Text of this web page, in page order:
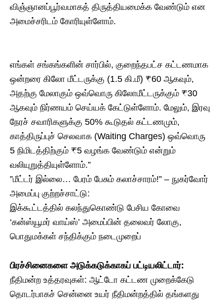
விஞ்ஞானப்பூர்வமாகத் திருத்தியமைக்க வேண்டும் என
அமைச்சரிடம் கோரியுள்ளோம்.
எங்கள் சங்கங்களின் சார்பில், குறைந்தபட்ச கட்டணமாக
ஒன்றரை கிலோ மீட்டருக்கு (1.5 கி.மீ) ₹60 ஆகவும்,
அதற்கு மேலாகும் ஒவ்வொரு கிலோமீட்டருக்கும் ₹30
ஆகவும் நிர்ணயம் செய்யக் கேட்டுள்ளோம். மேலும், இரவு
நேரச் சவாரிகளுக்கு 50% கூடுதல் கட்டணமும்,
காத்திருப்புச் செலவாக (Waiting Charges) ஒவ்வொரு
5 நிமிடத்திற்கும் ₹5 வழங்க வேண்டும் என்றும்
வலியுறுத்தியுள்ளோம்.”
​”மீட்டர் இல்லை… பேரம் பேசும் கலாச்சாரம்!” – நுகர்வோர்
அமைப்பு குற்றச்சாட்டு:
​இக்கூட்டத்தில் கலந்துகொண்டு பேசிய கோவை
‘கன்ஸ்யூமர் வாய்ஸ்’ அமைப்பின் தலைவர் லோகு,
பொதுமக்கள் சந்திக்கும் நடைமுறைப்
பிரச்சினைகளை அடுக்கடுக்காகப் பட்டியலிட்டார்:
​நீதிமன்ற உத்தரவுகள்: ஆட்டோ கட்டண முறைக்கேடு
தொடர்பாகச் சென்னை உயர் நீதிமன்றத்தில் தங்களது